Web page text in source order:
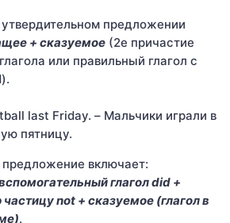
предложении
+ сказуемое (2е причастие
или правильный глагол с
last Friday. – Мальчики играли в
пятницу.
включает:
глагол did +
not + сказуемое (глагол в
.